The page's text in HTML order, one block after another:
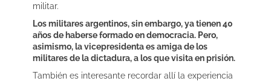
militar.
Los militares argentinos, sin embargo, ya tienen 40
años de haberse formado en democracia. Pero,
asimismo, la vicepresidenta es amiga de los
militares de la dictadura, a los que visita en prisión.
También es interesante recordar allí la experiencia